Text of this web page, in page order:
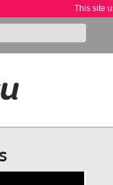
This site